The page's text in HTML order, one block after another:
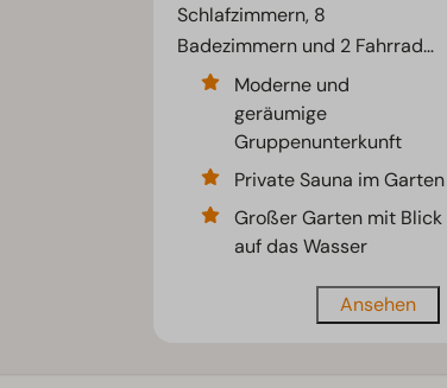
Schlafzimmern, 8
Badezimmern und 2 Fahrrad…
Moderne und
geräumige
Gruppenunterkunft
Private Sauna im Garten
Großer Garten mit Blick
auf das Wasser
Ansehen